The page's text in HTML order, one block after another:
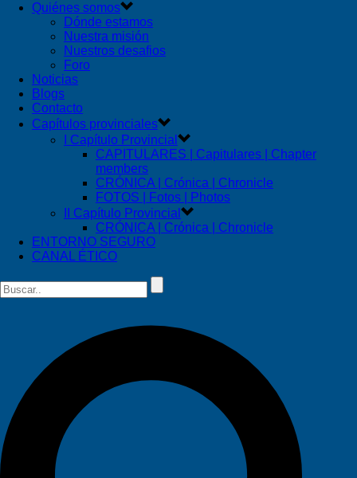
Quiénes somos
Dónde estamos
Nuestra misión
Nuestros desafios
Foro
Noticias
Blogs
Contacto
Capítulos provinciales
I Capítulo Provincial
CAPITULARES | Capitulares | Chapter
members
CRÓNICA | Crónica | Chronicle
FOTOS | Fotos | Photos
II Capítulo Provincial
CRÓNICA | Crónica | Chronicle
ENTORNO SEGURO
CANAL ÉTICO